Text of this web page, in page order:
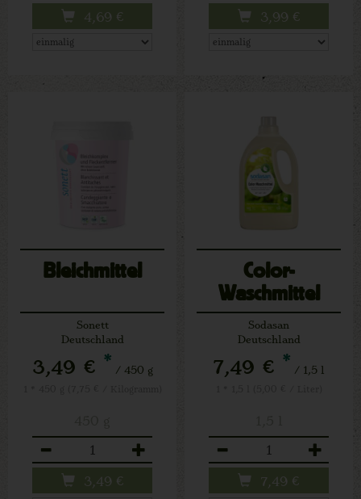
4,69 € 3,99 €
Bleichmittel
Sonett
Deutschland
3,49 € * / 450 g
3,49 €
Color-
Waschmittel
Sodasan
Deutschland
7,49 € * / 1,5 l
7,49 €